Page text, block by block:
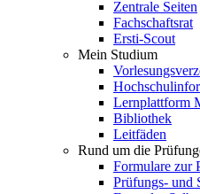
Zentrale Seiten
Fachschaftsrat
Ersti-Scout
Mein Studium
Lernplattform
Bibliothek
Leitfäden
Rund um die
Formulare zur
Prüfungs- und